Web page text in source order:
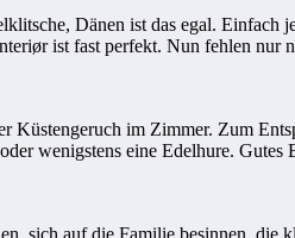
Dänen ist das egal. Einfach
ist fast perfekt. Nun fehlen nur
Küstengeruch im Zimmer. Zum
wenigstens eine Edelhure.
sich auf die Familie besinnen, die